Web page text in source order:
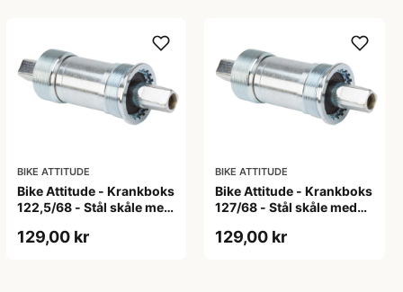
BIKE ATTITUDE
Bike Attitude - Krankboks
122,5/68 - Stål skåle med
129,00 kr
BIKE ATTITUDE
Bike Attitude - Krankboks
127/68 - Stål skåle med
129,00 kr